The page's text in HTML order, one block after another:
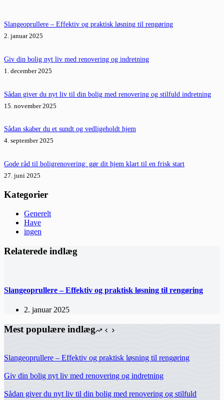
Slangeoprullere – Effektiv og praktisk løsning til rengøring
2. januar 2025
Giv din bolig nyt liv med renovering og indretning
1. december 2025
Sådan giver du nyt liv til din bolig med renovering og stilfuld indretning
15. november 2025
Sådan skaber du et sundt og vedligeholdt hjem
4. september 2025
Gode råd til boligrenovering: gør dit hjem klart til en frisk start
27. juni 2025
Kategorier
Generelt
Have
ingen
Relaterede indlæg
Slangeoprullere – Effektiv og praktisk løsning til rengøring
2. januar 2025
Mest populære indlæg
Slangeoprullere – Effektiv og praktisk løsning til rengøring
Giv din bolig nyt liv med renovering og indretning
Sådan giver du nyt liv til din bolig med renovering og stilfuld